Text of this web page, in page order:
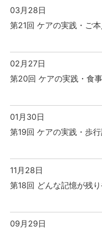
03月28日
第21回 ケアの実践・ご
02月27日
第20回 ケアの実践・食事
01月30日
第19回 ケアの実践・歩
11月28日
第18回 どんな記憶が残
09月29日